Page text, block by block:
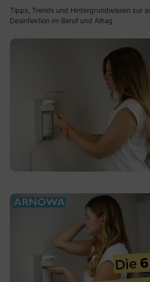
Tipps, Trends und Hintergrundwissen zur
Desinfektion im Beruf und Alltag